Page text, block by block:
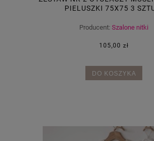
PIELUSZKI 75X75 3
Producent: Szalone nitki
105,00 zł
DO KOSZYKA